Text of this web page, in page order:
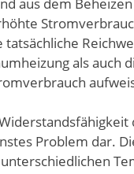
als auch
Problem dar.